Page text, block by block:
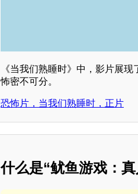
《当我们熟睡时》中，影片展
怖密不可分。
恐怖片，当我们熟睡时，正片
什么是“鱿鱼游戏：